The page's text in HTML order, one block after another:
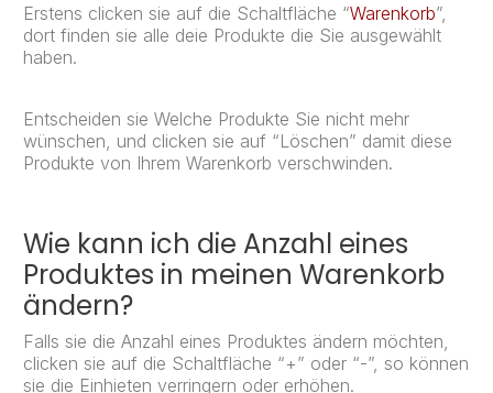
Erstens clicken sie auf die Schaltfläche “Warenkorb”,
dort finden sie alle deie Produkte die Sie ausgewählt
haben.
Entscheiden sie Welche Produkte Sie nicht mehr
wünschen, und clicken sie auf “Löschen” damit diese
Produkte von Ihrem Warenkorb verschwinden.
Wie kann ich die Anzahl eines
Produktes in meinen Warenkorb
ändern?
Falls sie die Anzahl eines Produktes ändern möchten,
clicken sie auf die Schaltfläche “+” oder “-”, so können
sie die Einhieten verringern oder erhöhen.